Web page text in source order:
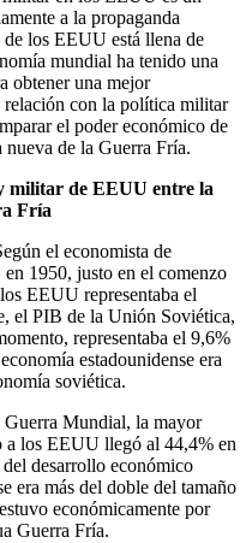
a la propaganda
de los EEUU está llena de
mundial ha tenido una
obtener una mejor
relación con la política militar
el poder económico de
de la Guerra Fría.
militar de EEUU entre la
Fría
el economista de
1950, justo en el comenzo
EEUU representaba el
el PIB de la Unión Soviética,
representaba el 9,6%
estadounidense era
soviética.
Guerra Mundial, la mayor
a los EEUU llegó al 44,4% en
desarrollo económico
era más del doble del tamaño
económicamente por
Guerra Fría.